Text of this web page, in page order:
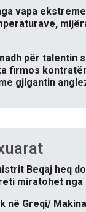
vapa
për talentin
firmos
gjigantin
Beqaj heq
miratohet
në Greqi/